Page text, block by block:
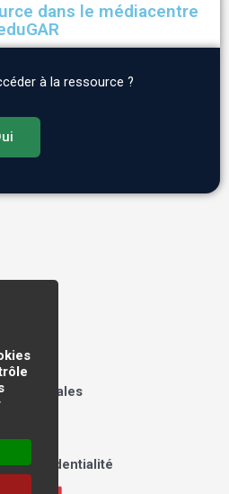
dans le médiacentre
à la ressource ?
légales
CGV
confidentialité